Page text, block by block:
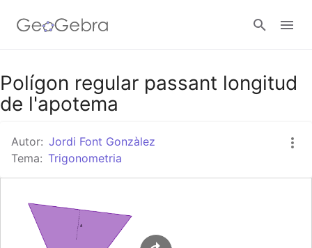
Google Classroom
Valideu-vos
Polígon regular passant longitud
de l'apotema
Autor: Jordi Font Gonzàlez
Tema: Trigonometria